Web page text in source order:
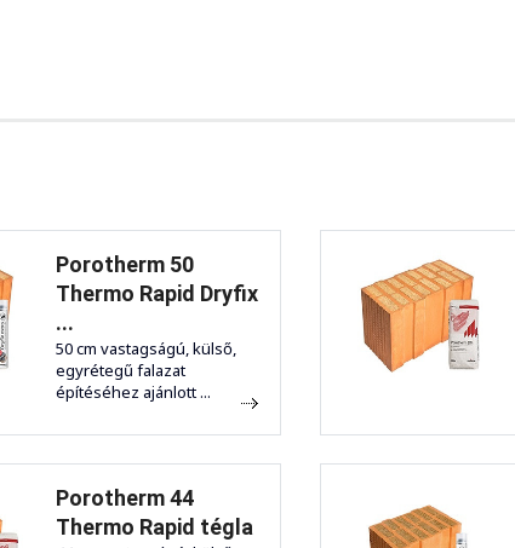
Porotherm 50
Thermo Rapid Dryfix
...
50 cm vastagságú, külső,
egyrétegű falazat
építéséhez ajánlott ...
Porotherm 44
Thermo Rapid tégla